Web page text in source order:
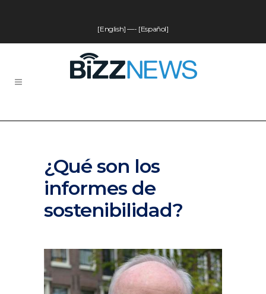
[English] —- [Español]
¿Qué son los
informes de
sostenibilidad?